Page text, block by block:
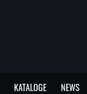
KATALOGE NEWS